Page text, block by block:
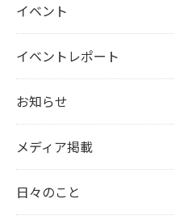
イベント
イベントレポート
お知らせ
メディア掲載
日々のこと